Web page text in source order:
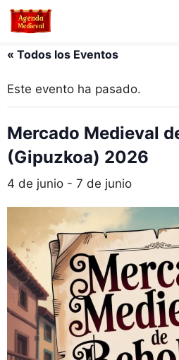
Saltar
« Todos los Eventos
Este evento ha pasado.
Mercado Medieval
(Gipuzkoa) 2026
4 de junio - 7 de junio